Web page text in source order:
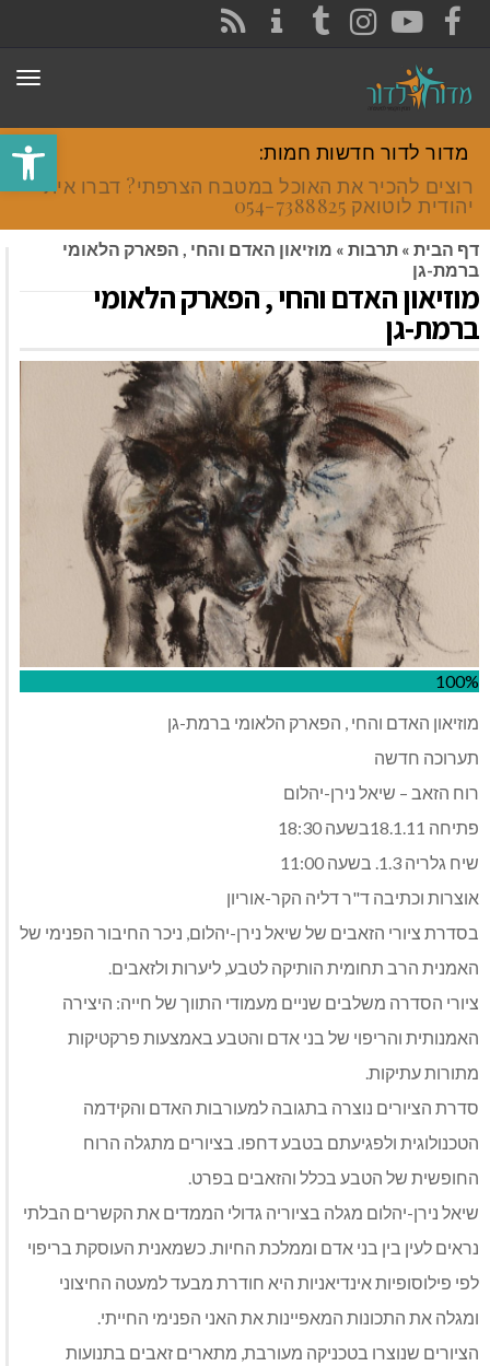
פתח
FACEBOOK
YOUTUBE
INSTAGRAM
TUMBLR
מדור לדור חדשות חמות:
רוצים להכיר את האוכל במטבח הצרפתי? דברו איתי
יהודית לוטואק 054-7388825.
דף הבית » תרבות » מוזיאון האדם והחי , הפארק הלאומי
ברמת-גן
מוזיאון האדם והחי , הפארק הלאומי
ברמת-גן
100%
מוזיאון האדם והחי , הפארק הלאומי ברמת-גן
תערוכה חדשה
רוח הזאב – שיאל נירן-יהלום
פתיחה 18.1.11בשעה 18:30
שיח גלריה 1.3. בשעה 11:00
אוצרות וכתיבה ד"ר דליה הקר-אוריון
בסדרת ציורי הזאבים של שיאל נירן-יהלום, ניכר החיבור הפנימי של
האמנית הרב תחומית הותיקה לטבע, ליערות ולזאבים.
ציורי הסדרה משלבים שניים מעמודי התווך של חייה: היצירה
האמנותית והריפוי של בני אדם והטבע באמצעות פרקטיקות
מתורות עתיקות.
סדרת הציורים נוצרה בתגובה למעורבות האדם והקידמה
הטכנולוגית ולפגיעתם בטבע דחפו. בציורים מתגלה הרוח
החופשית של הטבע בכלל והזאבים בפרט.
שיאל נירן-יהלום מגלה בציוריה גדולי הממדים את הקשרים הבלתי
נראים לעין בין בני אדם וממלכת החיות. כשמאנית העוסקת בריפוי
לפי פילוסופיות אינדיאניות היא חודרת מבעד למעטה החיצוני
ומגלה את התכונות המאפיינות את האני הפנימי החייתי.
הציורים שנוצרו בטכניקה מעורבת, מתארים זאבים בתנועות